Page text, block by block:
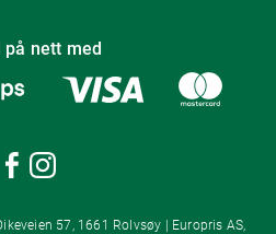
på nett med
57, 1661 Rolvsøy | Europris AS,